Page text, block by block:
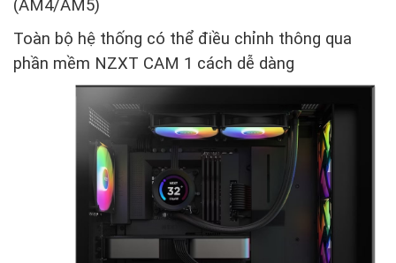
(AM4/AM5)
Toàn bộ hệ thống có thể điều chỉnh thông qua
phần mềm NZXT CAM 1 cách dễ dàng